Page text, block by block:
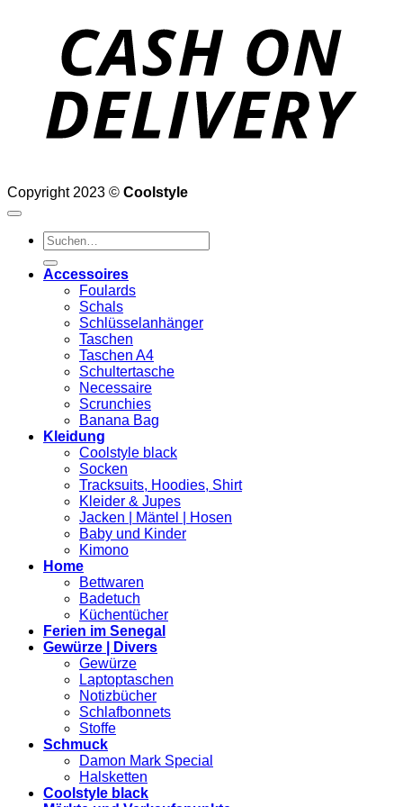
Copyright 2023 © Coolstyle
Suchen
nach:
Accessoires
Foulards
Schals
Schlüsselanhänger
Taschen
Taschen A4
Schultertasche
Necessaire
Scrunchies
Banana Bag
Kleidung
Coolstyle black
Socken
Tracksuits, Hoodies, Shirt
Kleider & Jupes
Jacken | Mäntel | Hosen
Baby und Kinder
Kimono
Home
Bettwaren
Badetuch
Küchentücher
Ferien im Senegal
Gewürze | Divers
Gewürze
Laptoptaschen
Notizbücher
Schlafbonnets
Stoffe
Schmuck
Damon Mark Special
Halsketten
Coolstyle black